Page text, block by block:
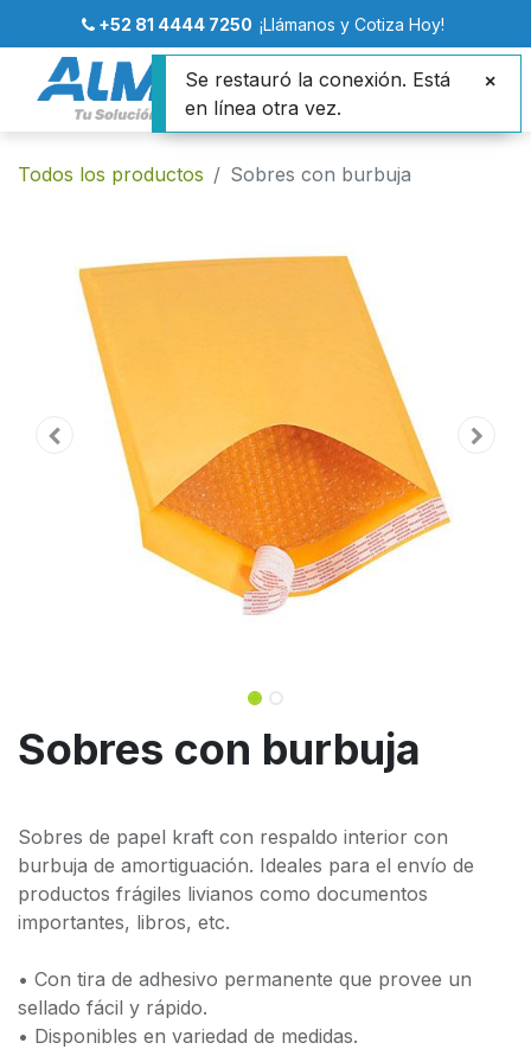
+52 81 4444 7250 ¡Llámanos y Cotiza Hoy!
Todos los productos Sobres con burbuja
Sobres con burbuja
Sobres de papel kraft con respaldo interior con
burbuja de amortiguación. Ideales para el envío de
productos frágiles livianos como documentos
importantes, libros, etc.
• Con tira de adhesivo permanente que provee un
sellado fácil y rápido.
• Disponibles en variedad de medidas.
Se restauró la conexión. Está
en línea otra vez.